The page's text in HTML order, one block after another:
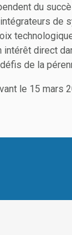
du
intérêt direct
de la
le 15 mars